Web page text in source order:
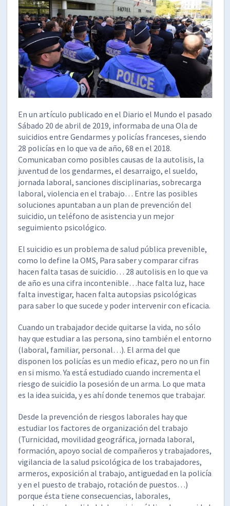
En un artículo publicado en el Diario el Mundo el pasado
Sábado 20 de abril de 2019, informaba de una Ola de
suicidios entre Gendarmes y policías franceses, siendo
28 policías en lo que va de año, 68 en el 2018.
Comunicaban como posibles causas de la autolisis, la
juventud de los gendarmes, el desarraigo, el sueldo,
jornada laboral, sanciones disciplinarias, sobrecarga
laboral, violencia en el trabajo… Entre las posibles
soluciones apuntaban a un plan de prevención del
suicidio, un teléfono de asistencia y un mejor
seguimiento psicológico.
El suicidio es un problema de salud pública prevenible,
como lo define la OMS, Para saber y comparar cifras
hacen falta tasas de suicidio… 28 autolisis en lo que va
de año es una cifra incontenible…hace falta luz, hace
falta investigar, hacen falta autopsias psicológicas
para saber lo que sucede y poder intervenir con eficacia.
Cuando un trabajador decide quitarse la vida, no sólo
hay que estudiar a las persona, sino también el entorno
(laboral, familiar, personal…). El arma del que
disponen los policías es un medio eficaz, pero no un fin
en si mismo. Ya está estudiado cuando incrementa el
riesgo de suicidio la posesión de un arma. Lo que mata
es la idea suicida, y es ahí donde tenemos que trabajar.
Desde la prevención de riesgos laborales hay que
estudiar los factores de organización del trabajo
(Turnicidad, movilidad geográfica, jornada laboral,
formación, apoyo social de compañeros y trabajadores,
vigilancia de la salud psicológica de los trabajadores,
armeros, exposición al trabajo, antiguedad en la policía
y en el puesto de trabajo, rotación de puestos…)
porque ésta tiene consecuencias, laborales,